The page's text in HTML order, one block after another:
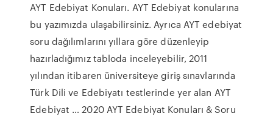
AYT Edebiyat Konuları. AYT Edebiyat konularına
bu yazımızda ulaşabilirsiniz. Ayrıca AYT edebiyat
soru dağılımlarını yıllara göre düzenleyip
hazırladığımız tabloda inceleyebilir, 2011
yılından itibaren üniversiteye giriş sınavlarında
Türk Dili ve Edebiyatı testlerinde yer alan AYT
Edebiyat … 2020 AYT Edebiyat Konuları & Soru